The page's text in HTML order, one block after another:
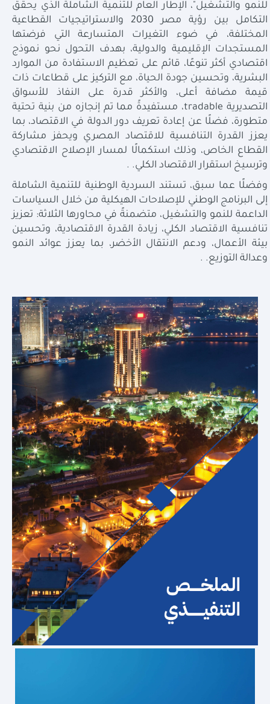
للنمو والتشغيل"، الإطار العام للتنمية الشاملة الذي يحقق
التكامل بين رؤية مصر 2030 والاستراتيجيات القطاعية
المختلفة، في ضوء التغيرات المتسارعة التي فرضتها
المستجدات الإقليمية والدولية، بهدف التحول نحو نموذج
اقتصادي أكثر تنوعًا، قائم على تعظيم الاستفادة من الموارد
البشرية، وتحسين جودة الحياة، مع التركيز على قطاعات ذات
قيمة مضافة أعلى، والأكثر قدرة على النفاذ للأسواق
التصديرية tradable، مستفيدةً مما تم إنجازه من بنية تحتية
متطورة، فضلًا عن إعادة تعريف دور الدولة في الاقتصاد، بما
يعزز القدرة التنافسية للاقتصاد المصري ويحفز مشاركة
القطاع الخاص، وذلك استكمالًا لمسار الإصلاح الاقتصادي
وترسيخ استقرار الاقتصاد الكلي. .
وفضلًا عما سبق، تستند السردية الوطنية للتنمية الشاملة
إلى البرنامج الوطني للإصلاحات الهيكلية من خلال السياسات
الداعمة للنمو والتشغيل، متضمنةً في محاورها الثلاثة: تعزيز
تنافسية الاقتصاد الكلي، زيادة القدرة الاقتصادية، وتحسين
بيئة الأعمال، ودعم الانتقال الأخضر، بما يعزز عوائد النمو
وعدالة التوزيع. .